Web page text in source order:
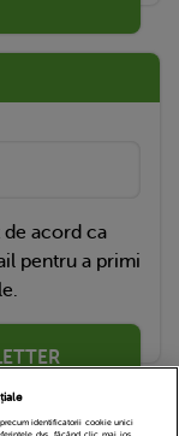
de acord ca
pentru a primi
identificatorii cookie unici